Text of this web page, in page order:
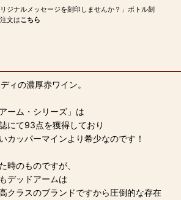
ジナルメッセージを刻印しませんか？」ボトル刻
文はこちら
ィの濃厚赤ワイン。
ーム・シリーズ」は
にて93点を獲得しており
カッパーマインより希少なのです！
時のものですが、
デッドアームは
クラスのブランドですから圧倒的な存在